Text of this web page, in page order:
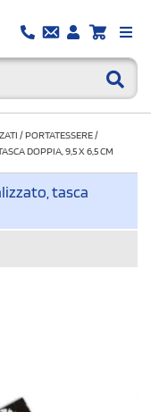
/PORTATESSERE/
DOPPIA, 9,5 X 6,5 CM
tasca